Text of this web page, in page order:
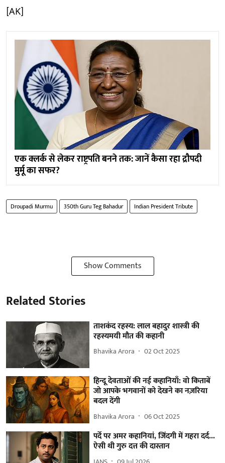
[AK]
एक क्लर्क से लेकर राष्ट्रपति बनने तक: जानें कैसा रहा द्रौपदी
मुर्मू का सफर?
Droupadi Murmu 350th Guru Teg Bahadur Indian President Tribute
Show Comments
Related Stories
ताशकंद रहस्य: लाल बहादुर शास्त्री की
रहस्यमयी मौत की कहानी
Bhavika Arora 02 Oct 2025
हिन्दू देवताओं की नई कहानियाँ: वो किताबें
जो आपके भगवानों को देखने का नज़रिया
बदल देंगी
Bhavika Arora 06 Oct 2025
पर्दे पर अमर कहानियां, जिंदगी में गहरा दर्द...
ऐसी थी गुरु दत्त की दास्तान